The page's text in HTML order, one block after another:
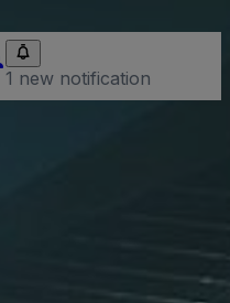
1 new notification